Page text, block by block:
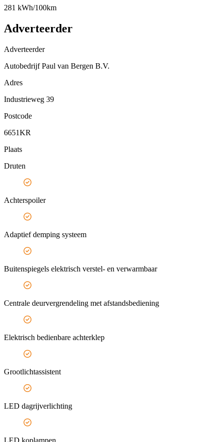
281 kWh/100km
Adverteerder
Adverteerder
Autobedrijf Paul van Bergen B.V.
Adres
Industrieweg 39
Postcode
6651KR
Plaats
Druten
Achterspoiler
Adaptief demping systeem
Buitenspiegels elektrisch verstel- en verwarmbaar
Centrale deurvergrendeling met afstandsbediening
Elektrisch bedienbare achterklep
Grootlichtassistent
LED dagrijverlichting
LED koplampen